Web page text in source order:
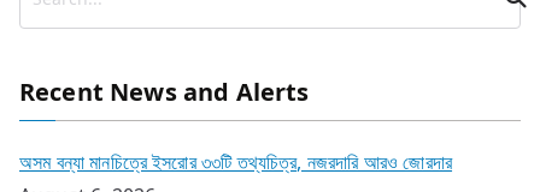
Recent News and Alerts
অসম বন্যা মানচিত্রে ইসরোর ৩৩টি তথ্যচিত্র, নজরদারি আরও জোরদার